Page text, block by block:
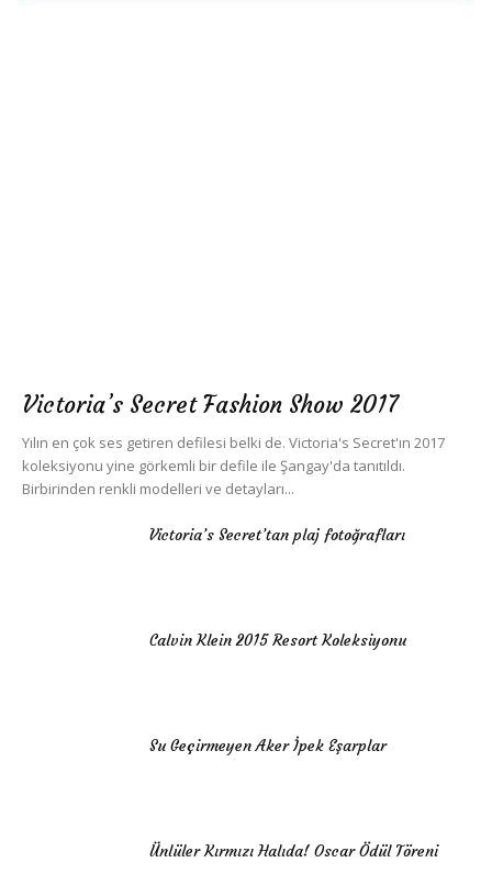
Victoria’s Secret Fashion Show 2017
Yılın en çok ses getiren defilesi belki de. Victoria's Secret'ın 2017
koleksiyonu yine görkemli bir defile ile Şangay'da tanıtıldı.
Birbirinden renkli modelleri ve detayları...
Victoria’s Secret’tan plaj fotoğrafları
Calvin Klein 2015 Resort Koleksiyonu
Su Geçirmeyen Aker İpek Eşarplar
Ünlüler Kırmızı Halıda! Oscar Ödül Töreni